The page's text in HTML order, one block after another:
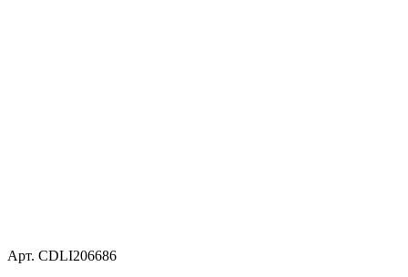
Арт. CDLI206686